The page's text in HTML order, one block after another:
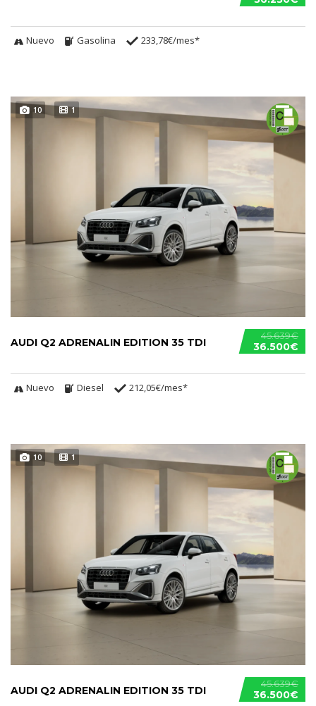
Nuevo Gasolina 233,78€/mes*
10 1
45.639€
36.500€
AUDI Q2 ADRENALIN EDITION 35 TDI
Nuevo Diesel 212,05€/mes*
10 1
45.639€
36.500€
AUDI Q2 ADRENALIN EDITION 35 TDI